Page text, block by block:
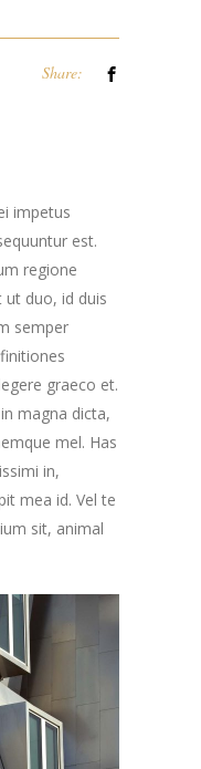
Share:
impetus
est.
regione
ut duo, id duis
semper
graeco et.
magna dicta,
mel. Has
in,
mea id. Vel te
sit, animal